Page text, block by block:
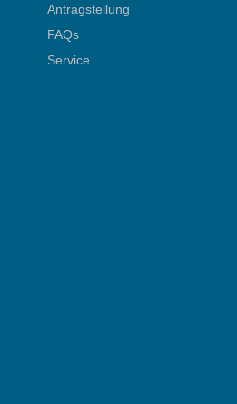
Antragstellung
FAQs
Service